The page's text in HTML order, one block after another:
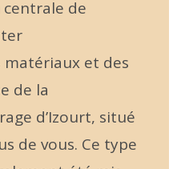
de
matériaux et des
de la
d’Izourt, situé
de vous. Ce type